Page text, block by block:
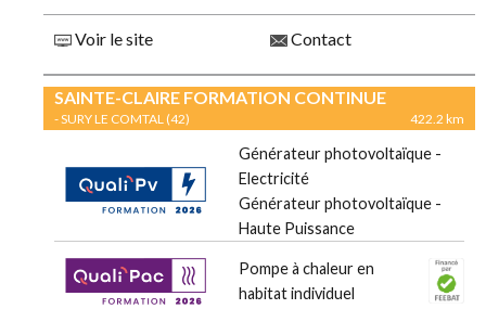
Voir le site Contact
SAINTE-CLAIRE FORMATION CONTINUE
- SURY LE COMTAL (42) 422.2 km
Générateur photovoltaïque -
Electricité
Générateur photovoltaïque -
Haute Puissance
Pompe à chaleur en
habitat individuel